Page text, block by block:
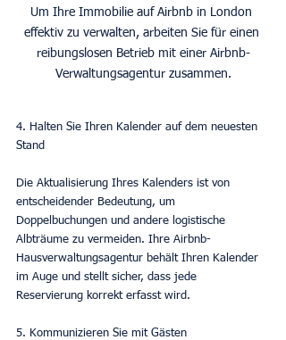
Um Ihre Immobilie auf Airbnb in London
effektiv zu verwalten, arbeiten Sie für einen
reibungslosen Betrieb mit einer Airbnb-
Verwaltungsagentur zusammen.
4. Halten Sie Ihren Kalender auf dem neuesten
Stand
Die Aktualisierung Ihres Kalenders ist von
entscheidender Bedeutung, um
Doppelbuchungen und andere logistische
Albträume zu vermeiden. Ihre Airbnb-
Hausverwaltungsagentur behält Ihren Kalender
im Auge und stellt sicher, dass jede
Reservierung korrekt erfasst wird.
5. Kommunizieren Sie mit Gästen